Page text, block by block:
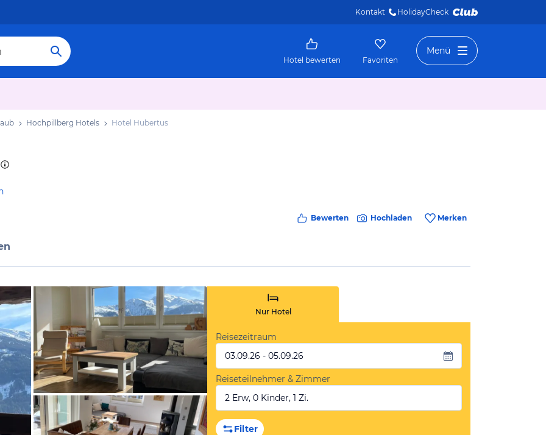
Kontakt HolidayCheck
Hotel bewerten Favoriten
Menü
Hochpillberg Hotels Hotel Hubertus
Bewerten Hochladen Merken
von Booking.com
Nur Hotel
Reisezeitraum
03.09.26 - 05.09.26
Reiseteilnehmer & Zimmer
2 Erw, 0 Kinder, 1 Zi.
Filter